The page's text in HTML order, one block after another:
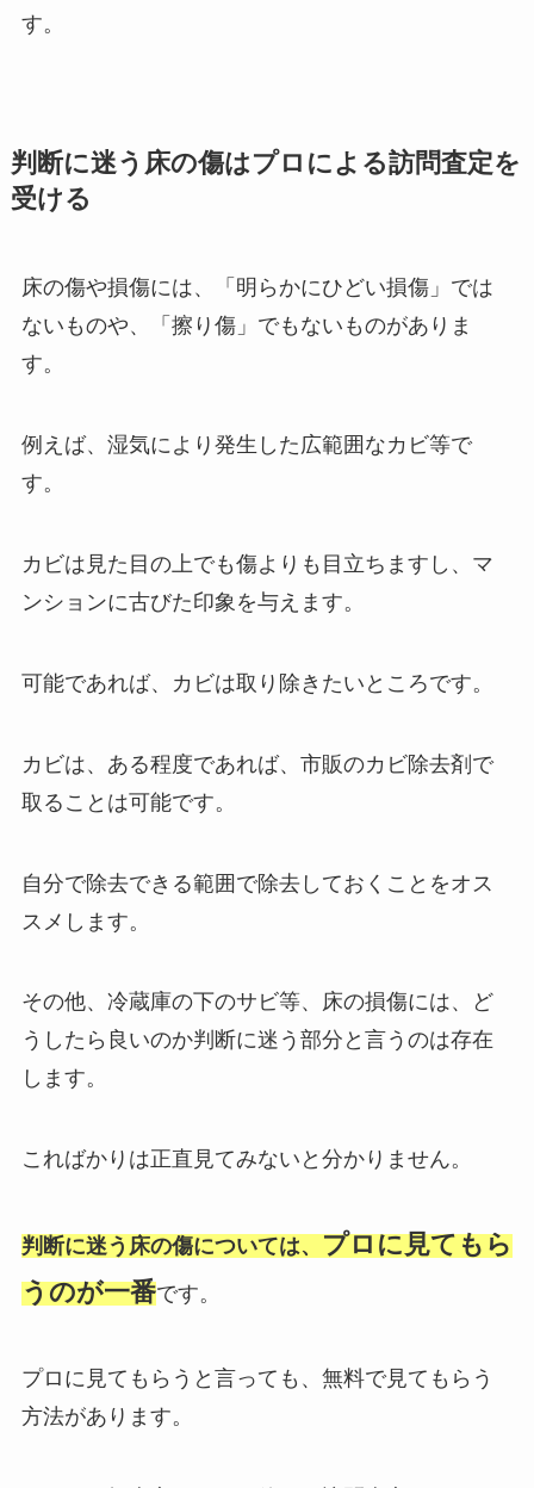
す。
判断に迷う床の傷はプロによる訪問査定を
受ける
床の傷や損傷には、「明らかにひどい損傷」では
ないものや、「擦り傷」でもないものがありま
す。
例えば、湿気により発生した広範囲なカビ等で
す。
カビは見た目の上でも傷よりも目立ちますし、マ
ンションに古びた印象を与えます。
可能であれば、カビは取り除きたいところです。
カビは、ある程度であれば、市販のカビ除去剤で
取ることは可能です。
自分で除去できる範囲で除去しておくことをオス
スメします。
その他、冷蔵庫の下のサビ等、床の損傷には、ど
うしたら良いのか判断に迷う部分と言うのは存在
します。
こればかりは正直見てみないと分かりません。
判断に迷う床の傷については、 プロに見てもら
うのが一番です。
プロに見てもらうと言っても、無料で見てもらう
方法があります。